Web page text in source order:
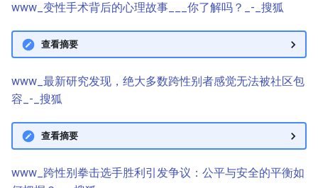
www_变性手术背后的心理故事___你了解吗？_-_搜狐
查看摘要
www_最新研究发现，绝大多数跨性别者感觉无法被社区包
容_-_搜狐
查看摘要
www_跨性别拳击选手胜利引发争议：公平与安全的平衡如